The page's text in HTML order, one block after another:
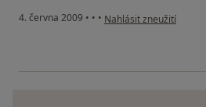
4. června 2009 • • • podle názoru uživatele
Nahlásit zneužití